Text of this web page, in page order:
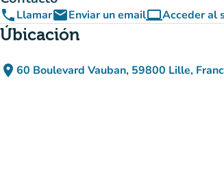
phoneLlamaremailEnviar un emailcomputerAcceder al
Úbicación
place 60 Boulevard Vauban, 59800 Lille,
(abrir en Google
(nueva pestaña)